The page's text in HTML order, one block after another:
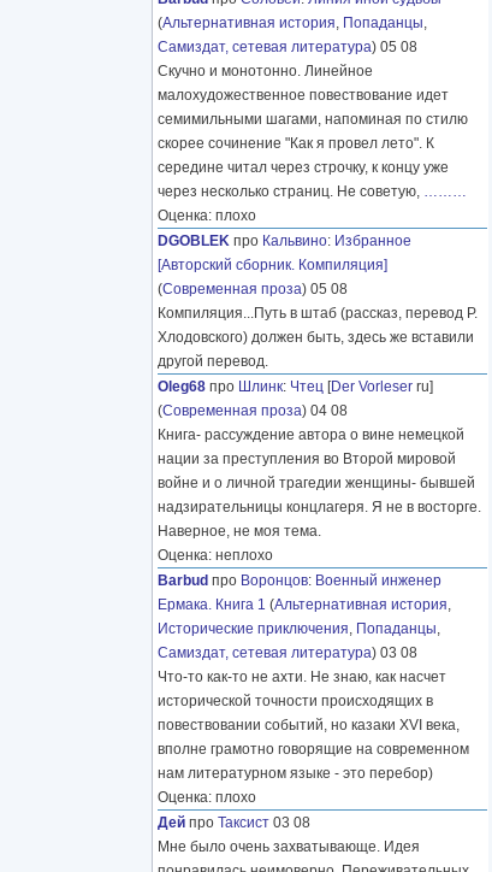
(Альтернативная история, Попаданцы,
Самиздат, сетевая литература) 05 08
Скучно и монотонно. Линейное
малохудожественное повествование идет
семимильными шагами, напоминая по стилю
скорее сочинение "Как я провел лето". К
середине читал через строчку, к концу уже
через несколько страниц. Не советую, ………
Оценка: плохо
DGOBLEK про Кальвино: Избранное
[Авторский сборник. Компиляция]
(Современная проза) 05 08
Компиляция...Путь в штаб (рассказ, перевод Р.
Хлодовского) должен быть, здесь же вставили
другой перевод.
Oleg68 про Шлинк: Чтец [Der Vorleser ru]
(Современная проза) 04 08
Книга- рассуждение автора о вине немецкой
нации за преступления во Второй мировой
войне и о личной трагедии женщины- бывшей
надзирательницы концлагеря. Я не в восторге.
Наверное, не моя тема.
Оценка: неплохо
Barbud про Воронцов: Военный инженер
Ермака. Книга 1 (Альтернативная история,
Исторические приключения, Попаданцы,
Самиздат, сетевая литература) 03 08
Что-то как-то не ахти. Не знаю, как насчет
исторической точности происходящих в
повествовании событий, но казаки XVI века,
вполне грамотно говорящие на современном
нам литературном языке - это перебор)
Оценка: плохо
Дей про Таксист 03 08
Мне было очень захватывающе. Идея